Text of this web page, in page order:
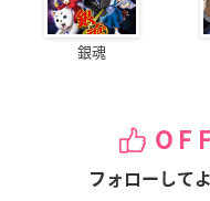
銀魂
フォローして